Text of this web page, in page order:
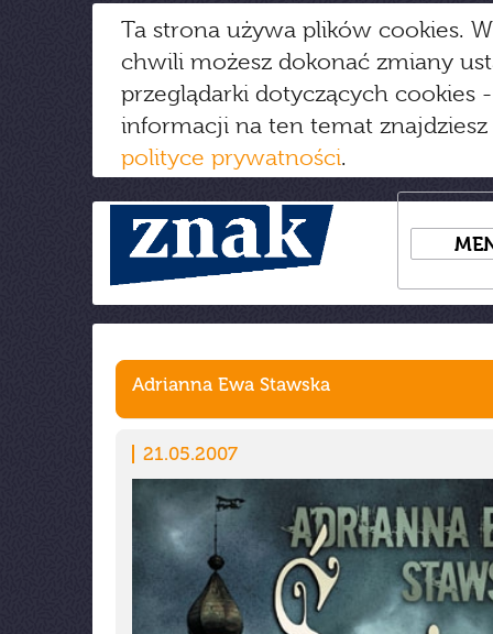
Ta strona używa plików cookies.
chwili możesz dokonać zmiany
przeglądarki dotyczących cookies
informacji na ten temat
polityce prywatności.
Adrianna Ewa Stawska
21.05.2007